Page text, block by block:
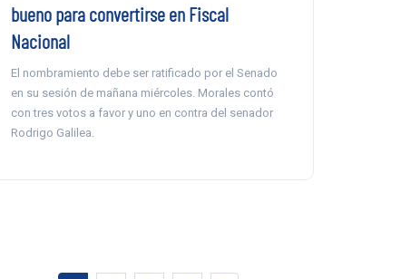
bueno para convertirse en Fiscal
Nacional
El nombramiento debe ser ratificado por el Senado
en su sesión de mañana miércoles. Morales contó
con tres votos a favor y uno en contra del senador
Rodrigo Galilea.